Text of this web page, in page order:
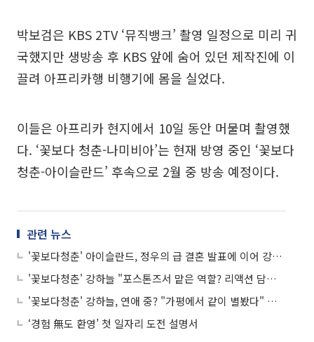
박보검은 KBS 2TV ‘뮤직뱅크’ 촬영 일정으로 미리 귀
국했지만 생방송 후 KBS 앞에 숨어 있던 제작진에 이
끌려 아프리카행 비행기에 몸을 실었다.
이들은 아프리카 현지에서 10일 동안 머물며 촬영했
다. ‘꽃보다 청춘-나미비아’는 현재 방영 중인 ‘꽃보다
청춘-아이슬란드’ 후속으로 2월 중 방송 예정이다.
관련 뉴스
'꽃보다청춘' 아이슬란드, 정우의 급 결혼 발표에 이어 강하늘도 열애 고백? '멘붕'
'꽃보다청춘' 강하늘 "포스톤즈서 맡은 역할? 리액션 담당" 폭소
'꽃보다청춘' 강하늘, 연애 중? "가평에서 같이 별봤다" 깜짝 고백
‘경험 無도 환영’ 첫 일자리 도전 설명서